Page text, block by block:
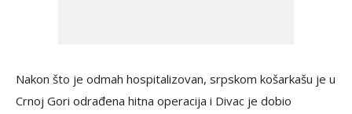
Nakon što je odmah hospitalizovan, srpskom košarkašu je u
Crnoj Gori odrađena hitna operacija i Divac je dobio